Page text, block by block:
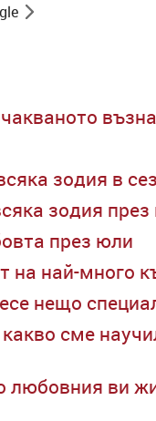
зодия в
зодия
през юли
на най-много
нещо
сме
ви